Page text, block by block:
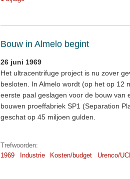
Bouw in Almelo begint
26 juni 1969
Het ultracentrifuge project is nu zover
besloten. In Almelo wordt (op het op 12
eerste paal geslagen voor de bouw van
bouwen proeffabriek SP1 (Separation
geschat op 45 miljoen gulden.
Trefwoorden:
1969
Industrie Kosten/budget Urenco/